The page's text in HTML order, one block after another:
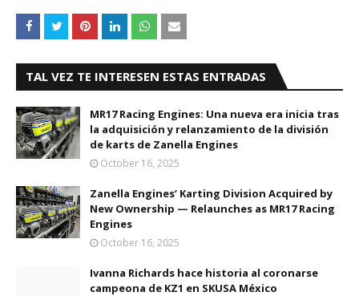
TAL VEZ TE INTERESEN ESTAS ENTRADAS
MR17 Racing Engines: Una nueva era inicia tras
la adquisición y relanzamiento de la división
de karts de Zanella Engines
October 16, 2025
Zanella Engines’ Karting Division Acquired by
New Ownership — Relaunches as MR17 Racing
Engines
October 16, 2025
Ivanna Richards hace historia al coronarse
campeona de KZ1 en SKUSA México